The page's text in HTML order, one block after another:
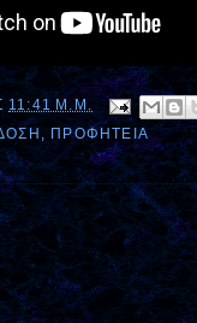
11:41 Μ.Μ.
, ΠΡΟΦΗΤΕΙΑ